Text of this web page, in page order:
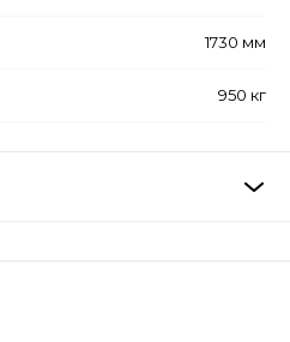
1730 мм
950 кг